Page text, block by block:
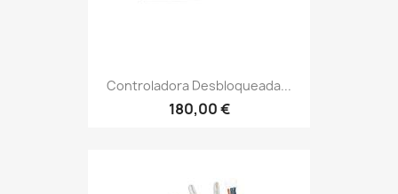
Controladora Desbloqueada...
180,00 €